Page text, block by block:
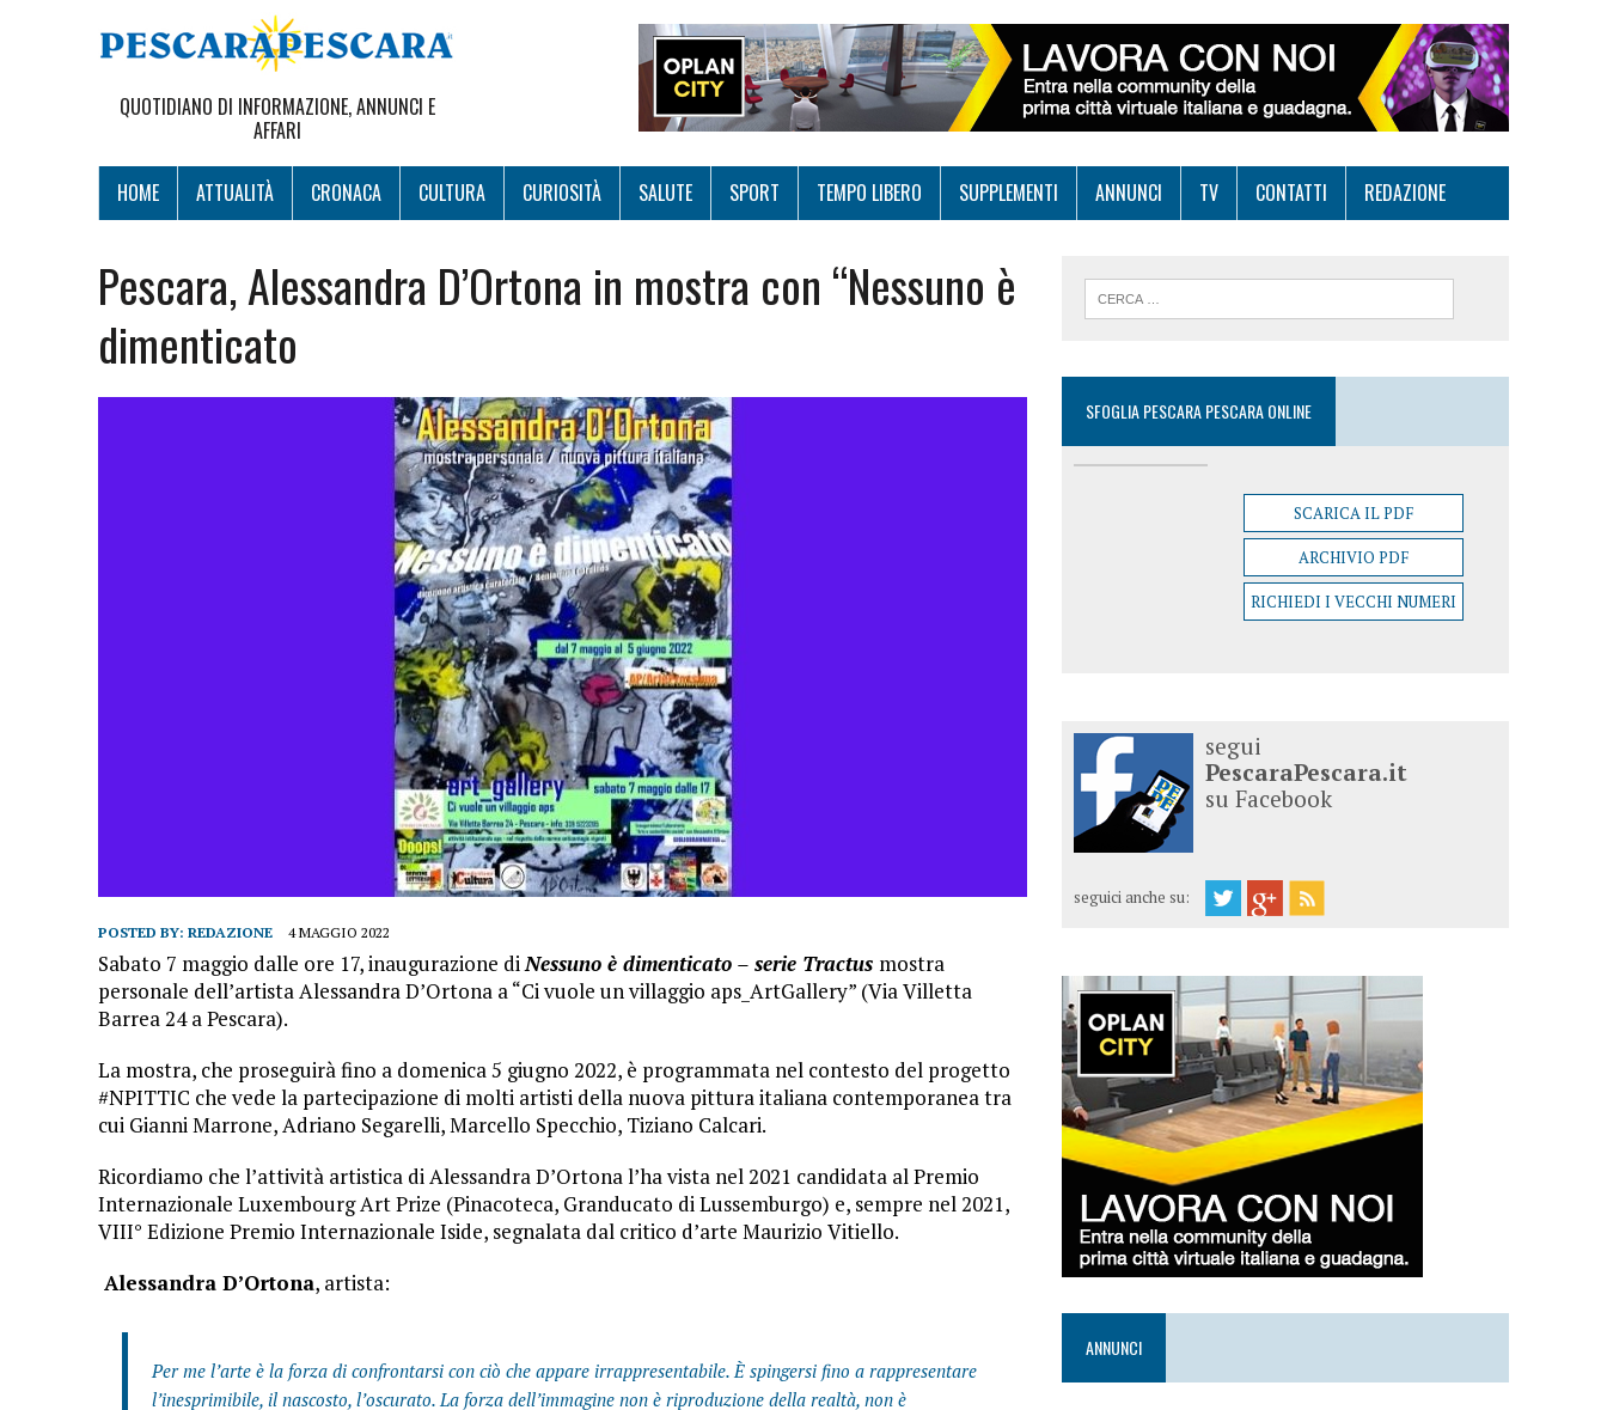
QUOTIDIANO DI INFORMAZIONE, ANNUNCI E
AFFARI
HOME ATTUALITÀ CRONACA CULTURA CURIOSITÀ SALUTE SPORT TEMPO LIBERO SUPPLEMENTI ANNUNCI TV CONTATTI REDAZIONE
Pescara, Alessandra D’Ortona in mostra con “Nessuno è
dimenticato
POSTED BY: REDAZIONE 4 MAGGIO 2022
Sabato 7 maggio dalle ore 17, inaugurazione diNessuno è dimenticato – serie Tractus mostra
personale dell’artista Alessandra D’Ortona a “Ci vuole un villaggio aps_ArtGallery” (Via Villetta
Barrea 24 a Pescara).
La mostra, che proseguirà fino a domenica 5 giugno 2022, è programmata nel contesto del progetto
#NPITTIC che vede la partecipazione di molti artisti della nuova pittura italiana contemporanea tra
cui Gianni Marrone, Adriano Segarelli, Marcello Specchio, Tiziano Calcari.
Ricordiamo che l’attività artistica di Alessandra D’Ortona l’ha vista nel 2021 candidata al Premio
Internazionale Luxembourg Art Prize (Pinacoteca, Granducato di Lussemburgo) e, sempre nel 2021,
VIII° Edizione Premio Internazionale Iside, segnalata dal critico d’arte Maurizio Vitiello.
Alessandra D’Ortona, artista:
Per me l’arte è la forza di confrontarsi con ciò che appare irrappresentabile. È spingersi fino a rappresentare
l’inesprimibile, il nascosto, l’oscurato. La forza dell’immagine non è riproduzione della realtà, non è
SFOGLIA PESCARA PESCARA ONLINE
SCARICA IL PDF
ARCHIVIO PDF
RICHIEDI I VECCHI NUMERI
segui
PescaraPescara.it
su Facebook
seguici anche su:
ANNUNCI